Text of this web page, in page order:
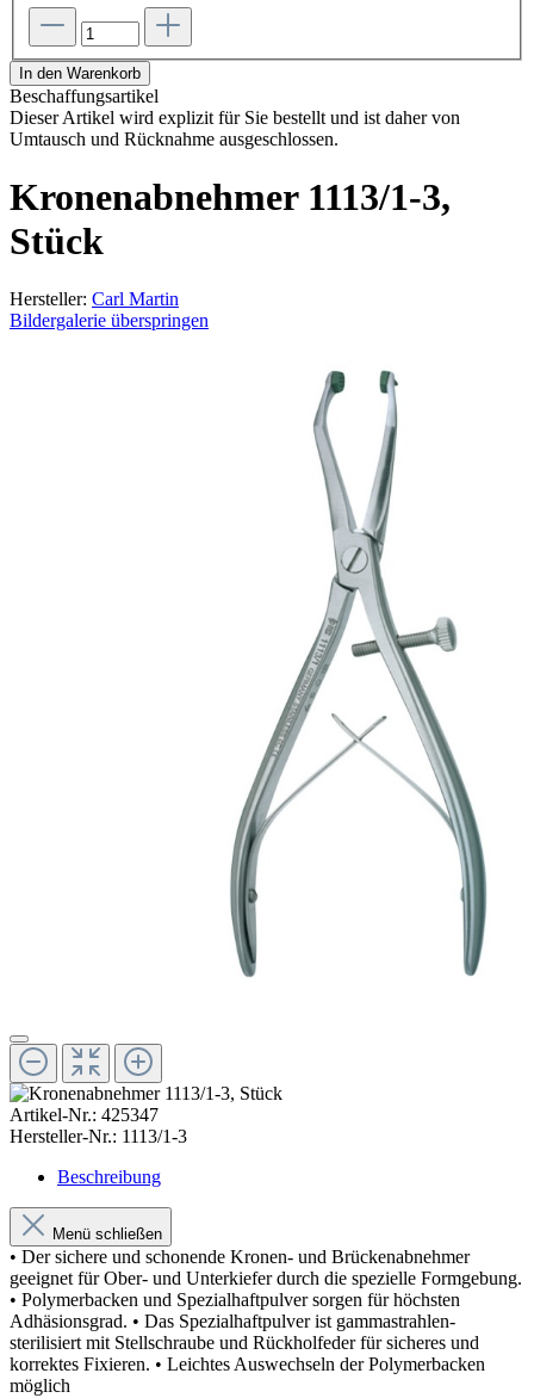
In den Warenkorb
Beschaffungsartikel
Dieser Artikel wird explizit für Sie bestellt und ist daher von
Umtausch und Rücknahme ausgeschlossen.
Kronenabnehmer 1113/1-3,
Stück
Hersteller: Carl Martin
Bildergalerie überspringen
Artikel-Nr.: 425347
Hersteller-Nr.: 1113/1-3
Beschreibung
Menü schließen
• Der sichere und schonende Kronen- und Brückenabnehmer
geeignet für Ober- und Unterkiefer durch die spezielle Formgebung.
• Polymerbacken und Spezialhaftpulver sorgen für höchsten
Adhäsionsgrad. • Das Spezialhaftpulver ist gammastrahlen-
sterilisiert mit Stellschraube und Rückholfeder für sicheres und
korrektes Fixieren. • Leichtes Auswechseln der Polymerbacken
möglich